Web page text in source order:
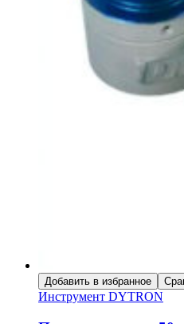
Добавить в избранное
Инструмент DYTRON